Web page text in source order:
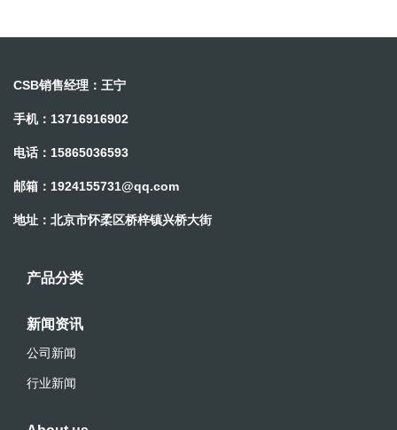
CSB销售经理：王宁
手机：13716916902
电话：15865036593
邮箱： 1924155731@qq.com
地址：北京市怀柔区桥梓镇兴桥大街
产品分类
新闻资讯
公司新闻
行业新闻